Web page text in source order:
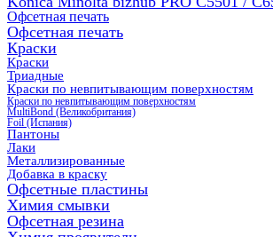
Офсетная печать
Офсетная печать
Краски
Краски
Триадные
Краски по невпитывающим поверхностям
Краски по невпитывающим поверхностям
MultiBond (Великобритания)
Foil (Испания)
Пантоны
Лаки
Металлизированные
Добавка в краску
Офсетные пластины
Химия смывки
Офсетная резина